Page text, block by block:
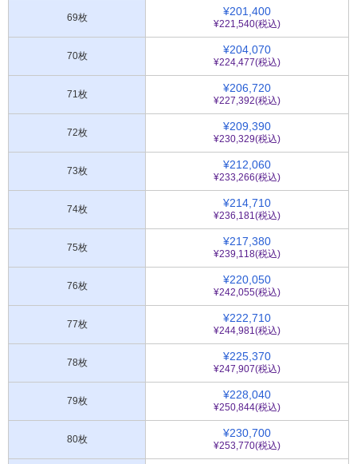
69枚 ¥201,400
¥221,540(税込)
70枚 ¥204,070
¥224,477(税込)
71枚 ¥206,720
¥227,392(税込)
72枚 ¥209,390
¥230,329(税込)
73枚 ¥212,060
¥233,266(税込)
74枚 ¥214,710
¥236,181(税込)
75枚 ¥217,380
¥239,118(税込)
76枚 ¥220,050
¥242,055(税込)
77枚 ¥222,710
¥244,981(税込)
78枚 ¥225,370
¥247,907(税込)
79枚 ¥228,040
¥250,844(税込)
80枚 ¥230,700
¥253,770(税込)